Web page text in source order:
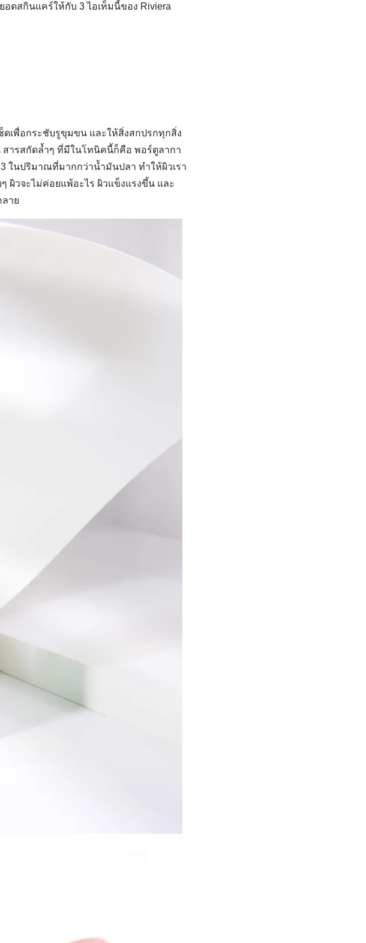
อดสกินแคร์ให้กับ 3 ไอเท็มนี้ของ Riviera
เพื่อกระชับรูขุมขน และให้สิ่งสกปรกทุกสิ่ง
ารสกัดล้ำๆ ที่มีในโทนิคนี้ก็คือ พอร์ตูลากา
ในปริมาณที่มากกว่าน้ำมันปลา ทำให้ผิวเรา
ผิวจะไม่ค่อยแพ้อะไร ผิวแข็งแรงขึ้น และ
ลาย